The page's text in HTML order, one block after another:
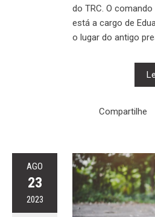
do TRC. O
está a cargo de
o lugar do antigo
Compartilhe
AGO
23
2023